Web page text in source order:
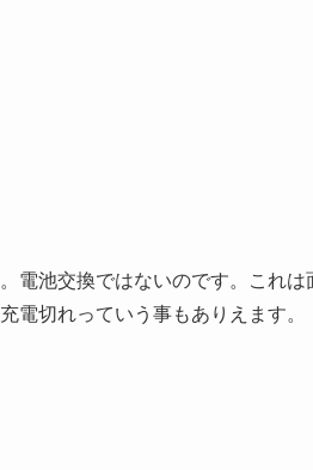
電池交換ではないのです。これ
電切れっていう事もありえます。